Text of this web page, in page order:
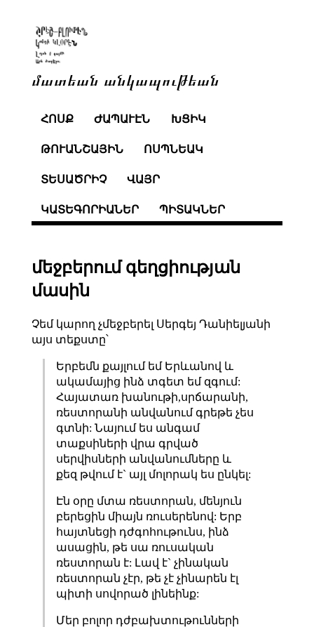
մատեան անկապութեան
ՀՈՍՔ ԺԱՊԱՒԷՆ ԽՑԻԿ
ԹՈՒԱՆՇԱՅԻՆ ՈՍՊՆԵԱԿ
ՏԵՍԱԾՐԻՉ ՎԱՅՐ
ԿԱՏԵԳՈՐԻԱՆԵՐ ՊԻՏԱԿՆԵՐ
մեջբերում գեղցիության
մասին
Չեմ կարող չմեջբերել Սերգեյ Դանիելյանի
այս տեքստը՝
Երբեմն քայլում եմ Երևանով և
ակամայից ինձ տգետ եմ զգում:
Հայատառ խանութի,սրճարանի,
ռեստորանի անվանում գրեթե չես
գտնի: Նայում ես անգամ
տաքսիների վրա գրված
սերվիսների անվանումները և
քեզ թվում է` այլ մոլորակ ես ընկել:
Էն օրը մտա ռեստորան, մենյուն
բերեցին միայն ռուսերենով: Երբ
հայտնեցի դժգոհութունս, ինձ
ասացին, թե սա ռուսական
ռեստորան է: Լավ է` չինական
ռեստորան չէր, թե չէ չինարեն էլ
պիտի սովորած լինեինք:
Մեր բոլոր դժբախտութունների